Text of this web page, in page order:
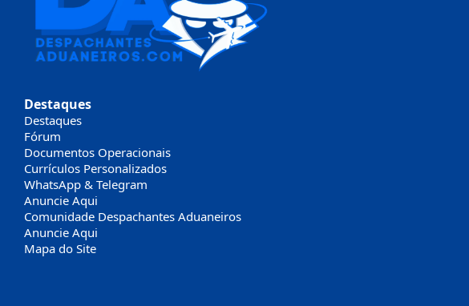
Destaques
Destaques
Fórum
Documentos Operacionais
Currículos Personalizados
WhatsApp & Telegram
Anuncie Aqui
Comunidade Despachantes Aduaneiros
Anuncie Aqui
Mapa do Site